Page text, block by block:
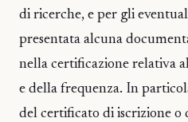
di ricerche, e per gli
presentata alcuna
nella certificazione relativa
e della frequenza. In
del certificato di iscrizione o